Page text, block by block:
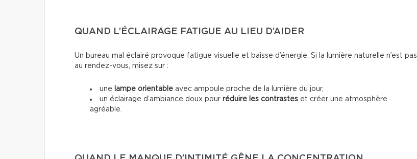
QUAND L’ÉCLAIRAGE FATIGUE AU LIEU D’AIDER
Un bureau mal éclairé provoque fatigue visuelle et baisse d’énergie. Si la lumière naturelle n’est pas
au rendez-vous, misez sur :
une lampe orientable avec ampoule proche de la lumière du jour,
un éclairage d’ambiance doux pour réduire les contrastes et créer une atmosphère
agréable.